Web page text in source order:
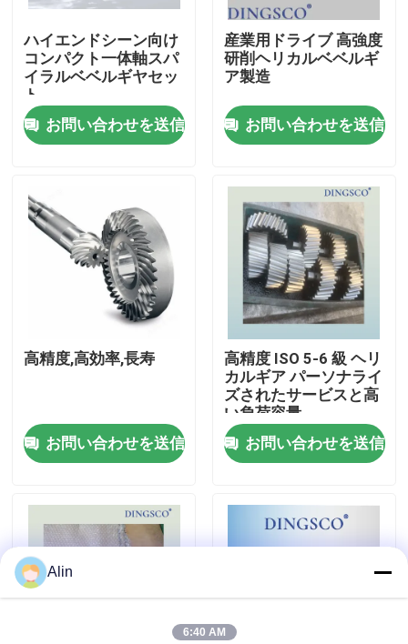
家へ
ビデオ
わたしたち に つい て
工場 ツアー
連絡 ください
事件
ハイエンドシーン向け
コンパクト一体軸スパ
イラルベベルギヤセッ
ト
お問い合わせを送信
産業用ドライブ 高強度
研削ヘリカルベベルギ
ア製造
お問い合わせを送信
高精度,高効率,長寿
お問い合わせを送信
高精度 ISO 5-6 級 ヘリ
カルギア パーソナライ
ズされたサービスと高
い負荷容量
お問い合わせを送信
Alin
6:40 AM